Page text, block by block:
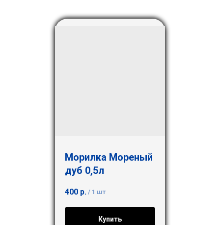
Морилка Мореный
дуб 0,5л
400 р. / 1 шт
Купить